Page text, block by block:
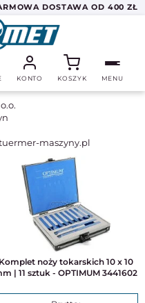
DOSTAWA OD 400 ZŁ
KONTO KOSZYK MENU
maszyny.pl
Komplet noży tokarskich 10 x 10
| 11 sztuk - OPTIMUM 3441602